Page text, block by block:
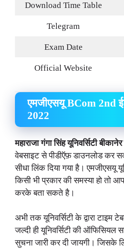
Download Time Table
Telegram
Exam Date
Official Website
एमजीएसयू BCom 2nd
2022
महाराजा गंगा सिंह यूनिवर्सिटी
वेबसाइट से पीडीऍफ़ डाउनलोड कर
सीधा लिंक दिया गया है। एमजीएसयू
किसी भी प्रकार की समस्या हो तो
करके बता सकते है।
अभी तक यूनिवर्सिटी के द्वारा टाइम
जल्दी ही यूनिवर्सिटी की ऑफिसियल
सुचना जारी कर दी जायगी। जिसके